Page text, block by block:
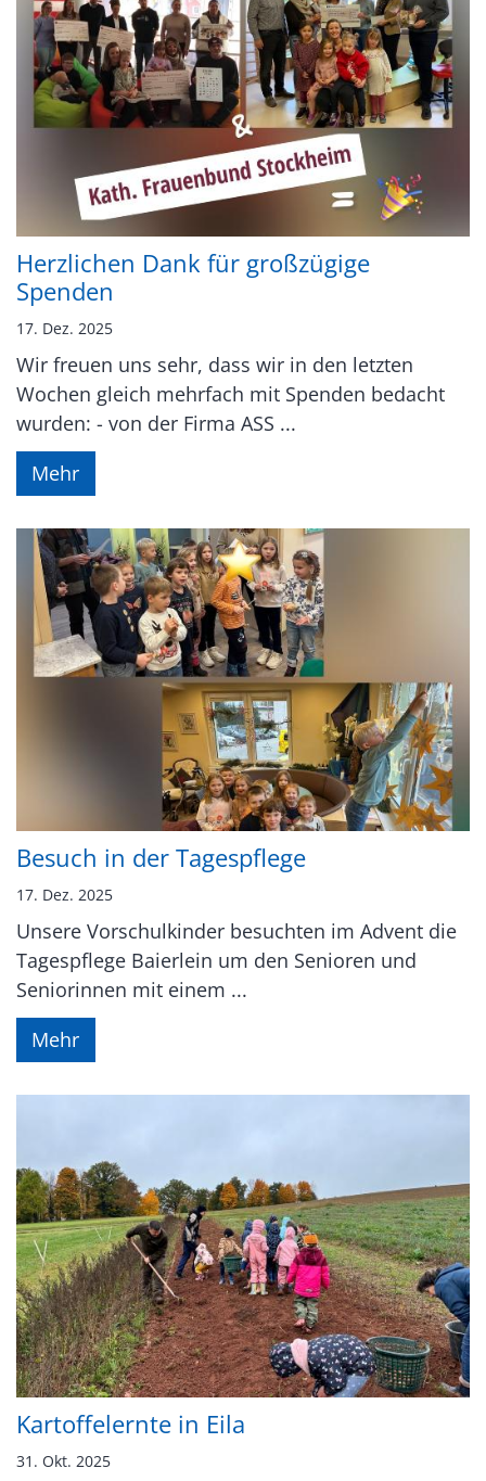
Herzlichen Dank für großzügige
Spenden
17. Dez. 2025
Wir freuen uns sehr, dass wir in den letzten
Wochen gleich mehrfach mit Spenden bedacht
wurden: - von der Firma ASS ...
Mehr
Besuch in der Tagespflege
17. Dez. 2025
Unsere Vorschulkinder besuchten im Advent die
Tagespflege Baierlein um den Senioren und
Seniorinnen mit einem ...
Mehr
Kartoffelernte in Eila
31. Okt. 2025